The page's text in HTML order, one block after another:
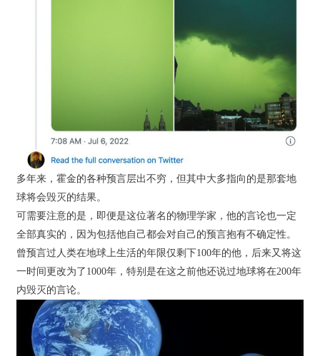
多年来，霍金的各种预言层出不穷，但其中大多指向的是那套地
球将会毁灭的结果。
可需要注意的是，即便是这位著名的物理学家，他的言论也一定
全部真实的，因为包括他自己都会对自己的预言抱有不确定性。
曾预言过人类在地球上生活的年限仅剩下100年的他，后来又将这
一时间更改为了1000年，特别是在这之前他还说过地球将在200年
内毁灭的言论。